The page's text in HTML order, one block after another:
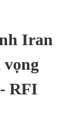
Iran
RFI